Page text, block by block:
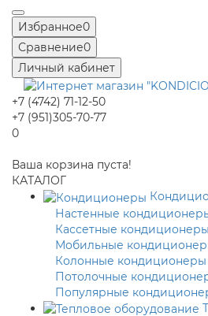
Избранное0
Сравнение0
Личный кабинет
+7 (4742) 71-12-50
+7 (951)305-70-77
0
Ваша корзина пуста!
КАТАЛОГ
Настенные
Кассетные кондиционеры
Мобильные
Колонные кондиционеры
Потолочные
Популярные